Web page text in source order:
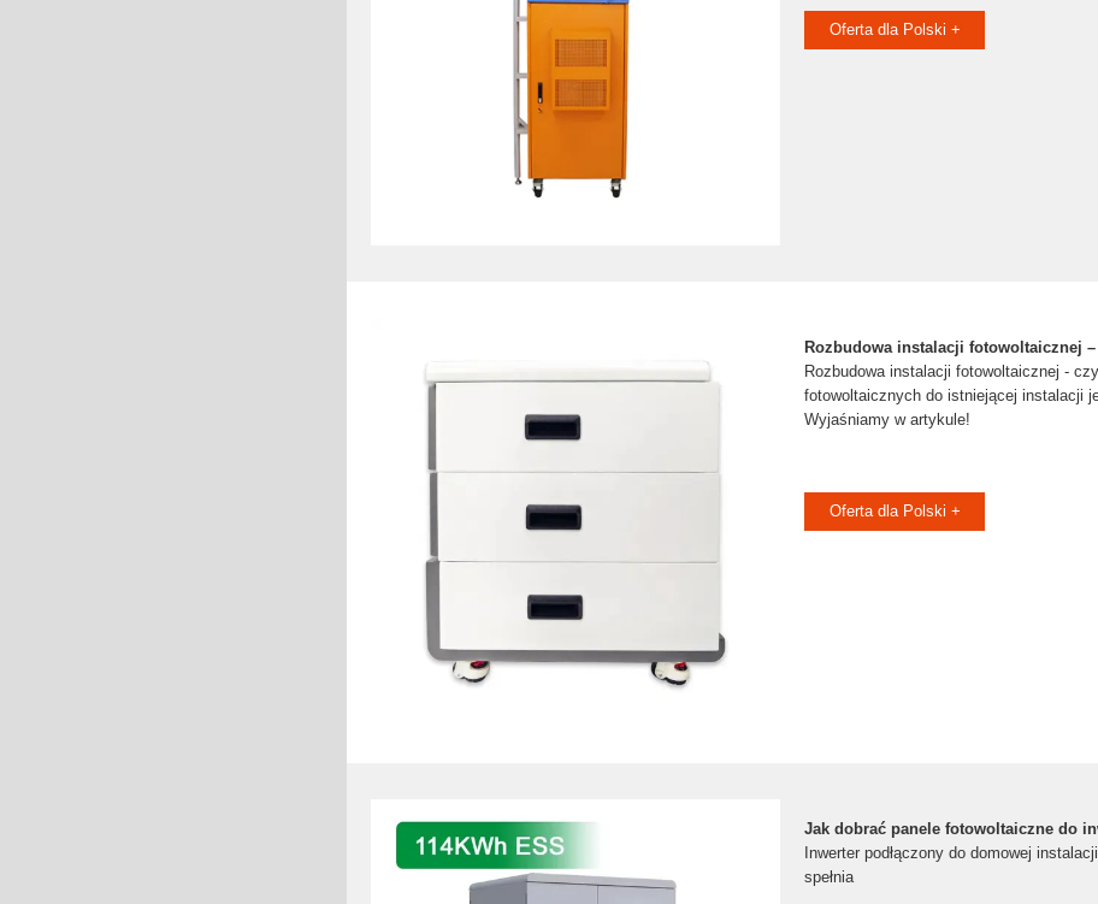
Oferta dla Polski +
Rozbudowa instalacji fotowoltaicznej –
Rozbudowa instalacji fotowoltaicznej -
fotowoltaicznych do istniejącej instalacji
Wyjaśniamy w artykule!
Oferta dla Polski +
Jak dobrać panele fotowoltaiczne do
Inwerter podłączony do domowej
spełnia